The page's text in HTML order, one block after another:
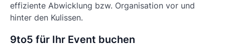
effiziente Abwicklung bzw. Organisation vor und
hinter den Kulissen.
9to5 für Ihr Event buchen